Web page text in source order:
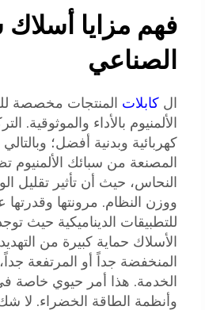
فهم مزايا أسلاك
الصناعي
ال كابلات المنتجات مخصصة
الألمنيوم بالأداء
كهربائية وبدنية أفضل؛
المصنعة من سبائك الألمنيوم
النحاس، حيث أن تأثير تقليل
ووزن النظام. مرونتها وقدرتها
للتطبيقات الديناميكية حيث
الأسلاك حماية كبيرة من
المنخفضة جداً أو المرتفعة
الخدمة. هذا أمر حيوي خاصة